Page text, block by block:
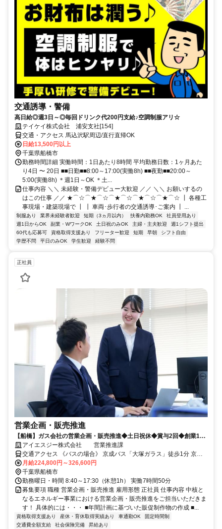
交通誘導・警備
高日給◎週3日～◎毎回ドリンク代200円支給♪空調制服アリ☆
テイケイ株式会社 浦安支社[154]
交通・アクセス 馬込沢駅周辺/直行直帰OK
日給13,500円以上
千葉県船橋市
勤務時間詳細 実働時間：1日あたり8時間 平均勤務日数：1ヶ月あた
り4日 〜 20日 ■■日勤■■8:00～17:00(実働8h) ■■夜勤■■20:00～
5:00(実働8h) ＊週1日～OK ＊土...
仕事内容 ＼＼ 未経験・警備デビュー大歓迎 ／／ ＼＼ お願いするの
はこの仕事 ／／ ★⌒☆⌒★⌒☆⌒★⌒☆⌒★⌒☆⌒★⌒☆ ┃ 各種工
事現場・建築現場で ┃ ┃ 車両･歩行者の交通誘導･ご案内 ┃ ...
制服あり 業界未経験者歓迎 短期（3ヵ月以内） 扶養内勤務OK
社員登用あり
週1日からOK
副業・WワークOK 土日祝のみOK 主婦・主夫歓迎
週1シフト提出
60代も応募可
資格取得支援あり フリーター歓迎 短期 早朝
シフト自由
学歴不問
平日のみOK 学生歓迎 経験不問
正社員
営業企画・販売推進
【船橋】ガス会社の営業企画・販売推進◆土日祝休◆賞与2回◆創業140
年以上の老舗企業
アイエスジー株式会社 営業推進課
交通アクセス 《バスの場合》 京成バス「大塚ガラス」徒歩1分 京成
バス千葉セントラル「エステ・シティ」徒歩5分 《車の場合》 武蔵野
線 船橋法典駅 車5分 東武野田線 馬込沢駅 車6分 東武野田線 塚田駅 車
8分
月給224,800円～326,600円
千葉県船橋市
勤務曜日・時間 8:40～17:30（休憩1h） 実働7時間50分
募集要項 職種 営業企画・販売推進 雇用形態 正社員 仕事内容 中核と
なるエネルギー事業における営業企画・販売推進をご担当いただきま
す！ 具体的には・・・ ■年間計画に基づいた販促制作物の作成 ■...
資格取得支援あり 産休・育休取得実績あり 車通勤OK
固定時間制
交通費全額支給
社会保険完備 昇給あり